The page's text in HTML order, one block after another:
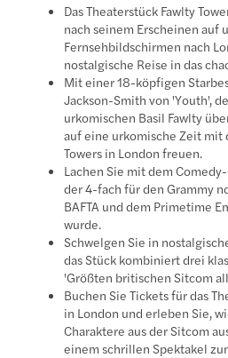
Das Theaterstück Fawlty
nach seinem Erscheinen auf
Fernsehbildschirmen nach
nostalgische Reise in das
Mit einer 18-köpfigen
Jackson-Smith von 'Youth',
urkomischen Basil Fawlty
auf eine urkomische Zeit mit
Towers in London freuen.
Lachen Sie mit dem
der 4-fach für den Grammy
BAFTA und dem Primetime
wurde.
Schwelgen Sie in
das Stück kombiniert drei
'Größten britischen Sitcom
Buchen Sie Tickets für das
in London und erleben Sie,
Charaktere aus der Sitcom
einem schrillen Spektakel